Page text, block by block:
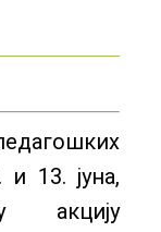
13. јуна,
акцију